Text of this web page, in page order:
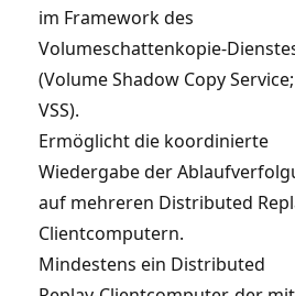
im Framework des
Volumeschattenkopie-
(Volume Shadow Copy Service;
VSS).
Ermöglicht die koordinierte
Wiedergabe der
auf mehreren Distributed
Clientcomputern.
Mindestens ein Distributed